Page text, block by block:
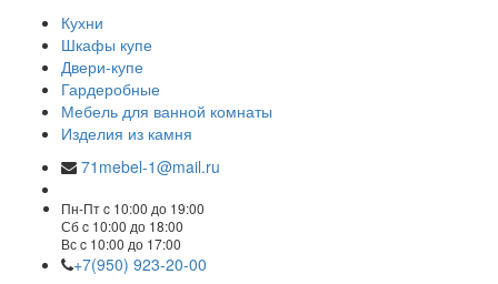
Кухни
Шкафы купе
Двери-купе
Гардеробные
Мебель для ванной комнаты
Изделия из камня
71mebel-1@mail.ru
Пн-Пт c 10:00 до 19:00
Сб c 10:00 до 18:00
Вс c 10:00 до 17:00
+7(950) 923-20-00